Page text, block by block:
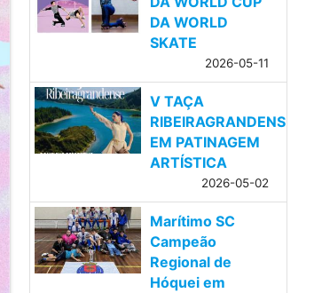
DA WORLD
SKATE
2026-05-11
V TAÇA
RIBEIRAGRANDENSE
EM PATINAGEM
ARTÍSTICA
2026-05-02
Marítimo SC
Campeão
Regional de
Hóquei em